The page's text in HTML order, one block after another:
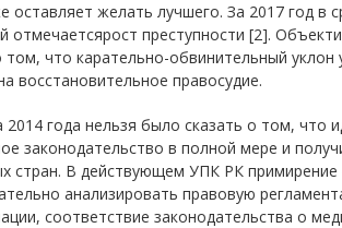
желать лучшего. За 2017 год в
преступности [2].
что карательно-обвинительный уклон
восстановительное правосудие.
года нельзя было сказать о том, что
законодательство в полной мере и
стран. В действующем УПК РК примирение
анализировать правовую
соответствие законодательства о